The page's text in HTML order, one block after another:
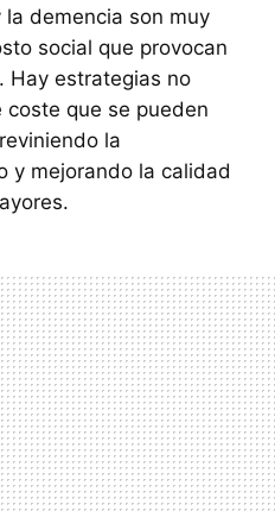
la demencia son muy
social que provocan
Hay estrategias no
que se pueden
la
y mejorando la calidad